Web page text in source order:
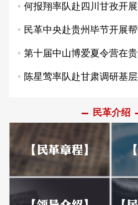
民革中央赴贵州毕节开展帮扶
民革中央赴贵州毕节开展
第十届中山博爱夏令营在
民革介绍